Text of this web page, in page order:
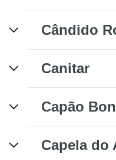
Cândido
Canitar
Capão
Capela do